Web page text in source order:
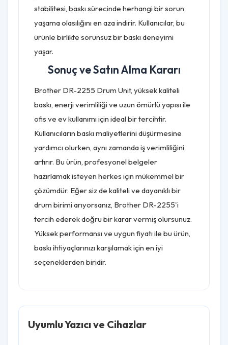
stabilitesi, baskı sürecinde herhangi bir sorun
yaşama olasılığını en aza indirir. Kullanıcılar, bu
ürünle birlikte sorunsuz bir baskı deneyimi
yaşar.
Sonuç ve Satın Alma Kararı
Brother DR-2255 Drum Unit, yüksek kaliteli
baskı, enerji verimliliği ve uzun ömürlü yapısı ile
ofis ve ev kullanımı için ideal bir tercihtir.
Kullanıcıların baskı maliyetlerini düşürmesine
yardımcı olurken, aynı zamanda iş verimliliğini
artırır. Bu ürün, profesyonel belgeler
hazırlamak isteyen herkes için mükemmel bir
çözümdür. Eğer siz de kaliteli ve dayanıklı bir
drum birimi arıyorsanız, Brother DR-2255'i
tercih ederek doğru bir karar vermiş olursunuz.
Yüksek performansı ve uygun fiyatı ile bu ürün,
baskı ihtiyaçlarınızı karşılamak için en iyi
seçeneklerden biridir.
Uyumlu Yazıcı ve Cihazlar